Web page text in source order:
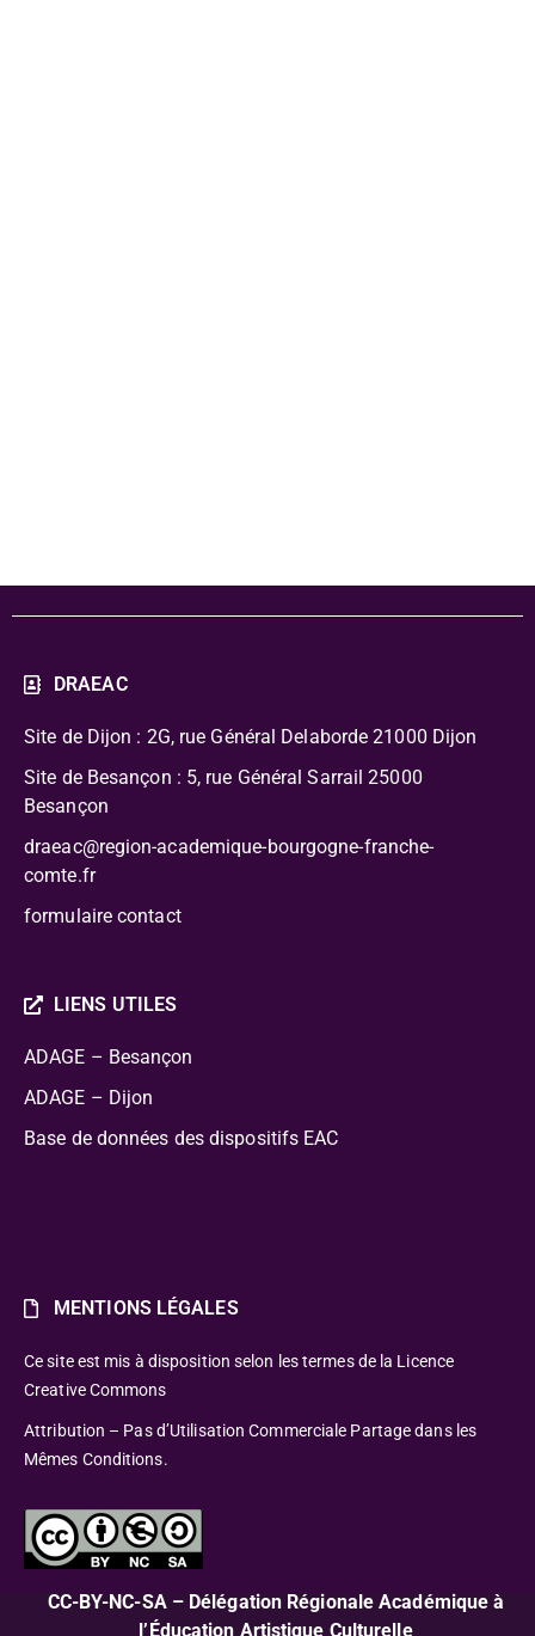
DRAEAC
Site de Dijon : 2G, rue Général Delaborde 21000 Dijon
Site de Besançon : 5, rue Général Sarrail 25000
Besançon
draeac@region-academique-bourgogne-franche-
comte.fr
formulaire contact
LIENS UTILES
ADAGE – Besançon
ADAGE – Dijon
Base de données des dispositifs EAC
MENTIONS LÉGALES
Ce site est mis à disposition selon les termes de la Licence
Creative Commons
Attribution – Pas d’Utilisation Commerciale Partage dans les
Mêmes Conditions.
CC-BY-NC-SA – Délégation Régionale Académique à
l’Éducation Artistique Culturelle